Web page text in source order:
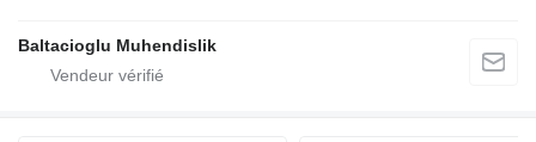
Baltacioglu Muhendislik